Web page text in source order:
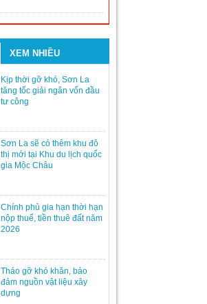
XEM NHIỀU
Kịp thời gỡ khó, Sơn La
tăng tốc giải ngân vốn đầu
tư công
Sơn La sẽ có thêm khu đô
thị mới tại Khu du lịch quốc
gia Mộc Châu
Chính phủ gia hạn thời hạn
nộp thuế, tiền thuê đất năm
2026
Tháo gỡ khó khăn, bảo
đảm nguồn vật liệu xây
dựng